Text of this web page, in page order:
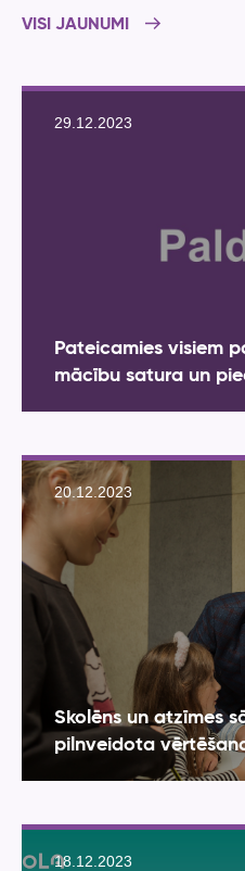
VISI JAUNUMI
29.12.2023
Pateicamies visiem
mācību satura un
20.12.2023
Skolēns un atzīmes
pilnveidota
18.12.2023